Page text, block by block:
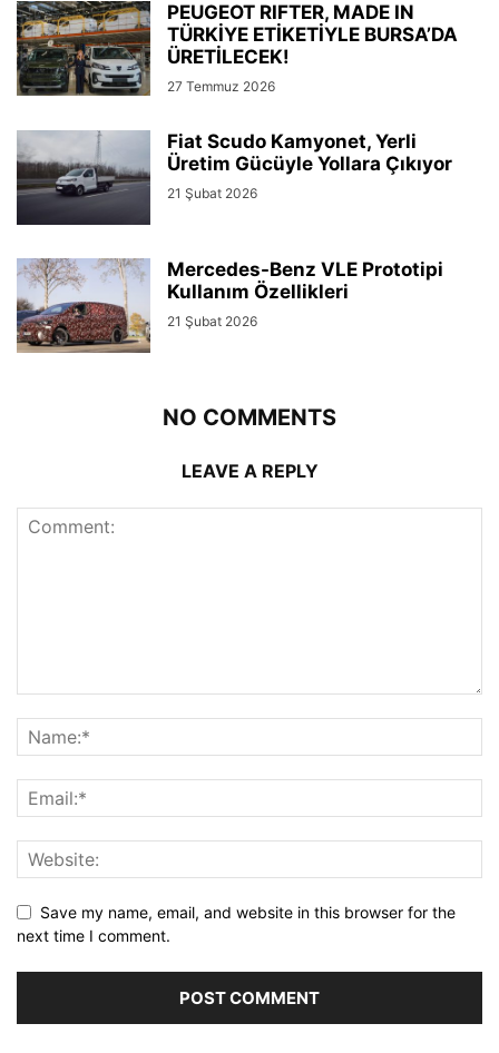
PEUGEOT RIFTER, MADE IN
TÜRKİYE ETİKETİYLE BURSA’DA
ÜRETİLECEK!
27 Temmuz 2026
Fiat Scudo Kamyonet, Yerli
Üretim Gücüyle Yollara Çıkıyor
21 Şubat 2026
Mercedes-Benz VLE Prototipi
Kullanım Özellikleri
21 Şubat 2026
NO COMMENTS
LEAVE A REPLY
Save my name, email, and website in this browser for the
next time I comment.